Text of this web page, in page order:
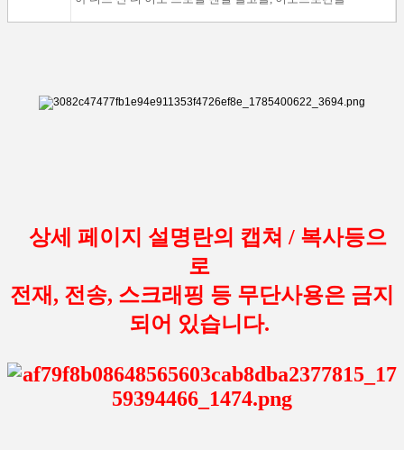
상세 페이지 설명란의 캡쳐 / 복사등으
로
전재, 전송, 스크래핑 등 무단사용은 금지
되어 있습니다.